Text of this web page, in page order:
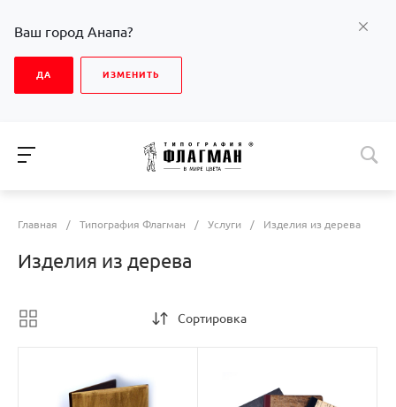
Ваш город Анапа?
ДА ИЗМЕНИТЬ
Главная / Типография Флагман / Услуги / Изделия из дерева
Изделия из дерева
Сортировка